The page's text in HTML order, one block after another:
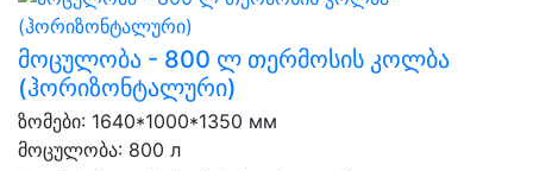
მოცულობა - 800 ლ თერმოსის კოლბა
(ჰორიზონტალური)
ზომები: 1640*1000*1350 мм
მოცულობა: 800 л